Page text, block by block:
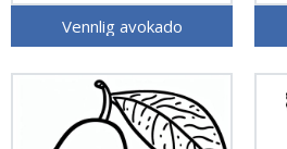
Vennlig avokado